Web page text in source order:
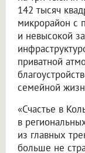
142 тысяч
микрорайон с
и невысокой
приватной
семейной
«Счастье в
в
из главных
больше не